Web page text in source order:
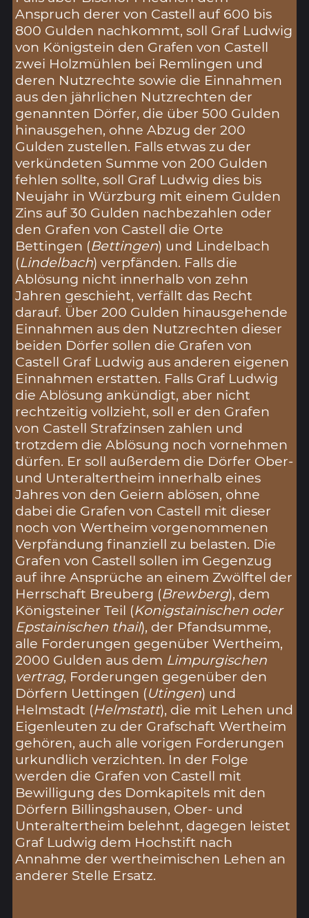
Anspruch derer von Castell auf 600 bis
800 Gulden nachkommt, soll Graf Ludwig
von Königstein den Grafen von Castell
zwei Holzmühlen bei Remlingen und
deren Nutzrechte sowie die Einnahmen
aus den jährlichen Nutzrechten der
genannten Dörfer, die über 500 Gulden
hinausgehen, ohne Abzug der 200
Gulden zustellen. Falls etwas zu der
verkündeten Summe von 200 Gulden
fehlen sollte, soll Graf Ludwig dies bis
Neujahr in Würzburg mit einem Gulden
Zins auf 30 Gulden nachbezahlen oder
den Grafen von Castell die Orte
Bettingen (Bettingen) und Lindelbach
(Lindelbach) verpfänden. Falls die
Ablösung nicht innerhalb von zehn
Jahren geschieht, verfällt das Recht
darauf. Über 200 Gulden hinausgehende
Einnahmen aus den Nutzrechten dieser
beiden Dörfer sollen die Grafen von
Castell Graf Ludwig aus anderen eigenen
Einnahmen erstatten. Falls Graf Ludwig
die Ablösung ankündigt, aber nicht
rechtzeitig vollzieht, soll er den Grafen
von Castell Strafzinsen zahlen und
trotzdem die Ablösung noch vornehmen
dürfen. Er soll außerdem die Dörfer Ober-
und Unteraltertheim innerhalb eines
Jahres von den Geiern ablösen, ohne
dabei die Grafen von Castell mit dieser
noch von Wertheim vorgenommenen
Verpfändung finanziell zu belasten. Die
Grafen von Castell sollen im Gegenzug
auf ihre Ansprüche an einem Zwölftel der
Herrschaft Breuberg (Brewberg), dem
Königsteiner Teil (Konigstainischen oder
Epstainischen thail), der Pfandsumme,
alle Forderungen gegenüber Wertheim,
2000 Gulden aus dem Limpurgischen
vertrag, Forderungen gegenüber den
Dörfern Uettingen (Utingen) und
Helmstadt (Helmstatt), die mit Lehen und
Eigenleuten zu der Grafschaft Wertheim
gehören, auch alle vorigen Forderungen
urkundlich verzichten. In der Folge
werden die Grafen von Castell mit
Bewilligung des Domkapitels mit den
Dörfern Billingshausen, Ober- und
Unteraltertheim belehnt, dagegen leistet
Graf Ludwig dem Hochstift nach
Annahme der wertheimischen Lehen an
anderer Stelle Ersatz.